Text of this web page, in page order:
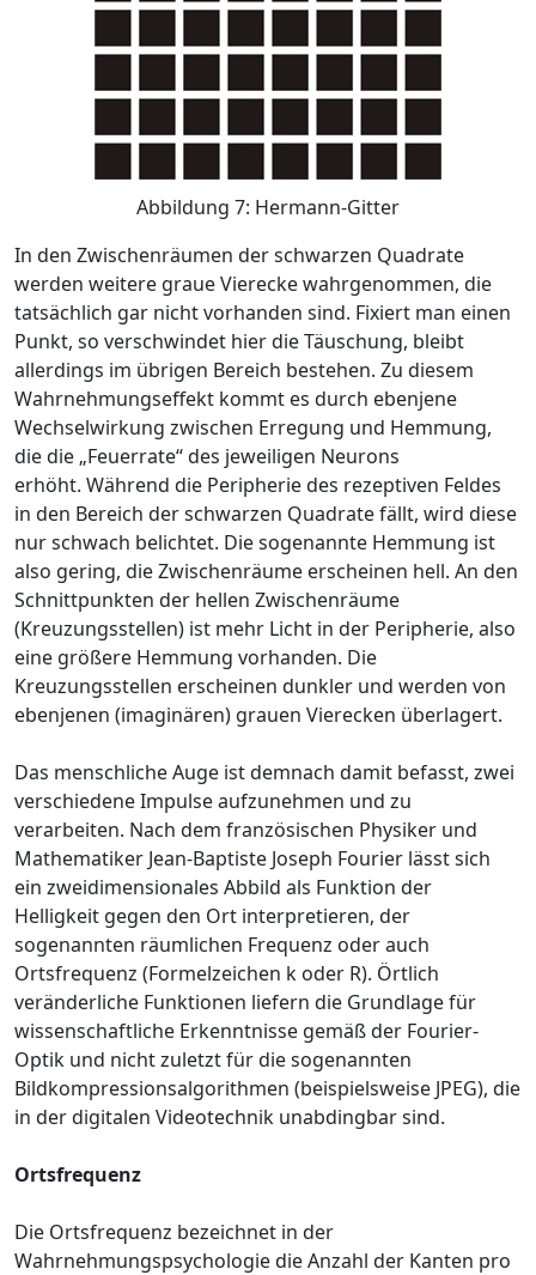
Abbildung 7: Hermann-Gitter
In den Zwischenräumen der schwarzen Quadrate
werden weitere graue Vierecke wahrgenommen, die
tatsächlich gar nicht vorhanden sind. Fixiert man einen
Punkt, so verschwindet hier die Täuschung, bleibt
allerdings im übrigen Bereich bestehen. Zu diesem
Wahrnehmungseffekt kommt es durch ebenjene
Wechselwirkung zwischen Erregung und Hemmung,
die die „Feuerrate“ des jeweiligen Neurons
erhöht. Während die Peripherie des rezeptiven Feldes
in den Bereich der schwarzen Quadrate fällt, wird diese
nur schwach belichtet. Die sogenannte Hemmung ist
also gering, die Zwischenräume erscheinen hell. An den
Schnittpunkten der hellen Zwischenräume
(Kreuzungsstellen) ist mehr Licht in der Peripherie, also
eine größere Hemmung vorhanden. Die
Kreuzungsstellen erscheinen dunkler und werden von
ebenjenen (imaginären) grauen Vierecken überlagert.
Das menschliche Auge ist demnach damit befasst, zwei
verschiedene Impulse aufzunehmen und zu
verarbeiten. Nach dem französischen Physiker und
Mathematiker Jean-Baptiste Joseph Fourier lässt sich
ein zweidimensionales Abbild als Funktion der
Helligkeit gegen den Ort interpretieren, der
sogenannten räumlichen Frequenz oder auch
Ortsfrequenz (Formelzeichen k oder R). Örtlich
veränderliche Funktionen liefern die Grundlage für
wissenschaftliche Erkenntnisse gemäß der Fourier-
Optik und nicht zuletzt für die sogenannten
Bildkompressionsalgorithmen (beispielsweise JPEG), die
in der digitalen Videotechnik unabdingbar sind.
Ortsfrequenz
Die Ortsfrequenz bezeichnet in der
Wahrnehmungspsychologie die Anzahl der Kanten pro